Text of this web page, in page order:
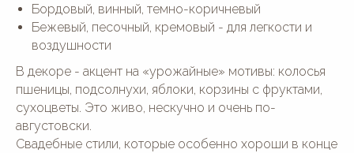
Бордовый, винный, темно-коричневый
Бежевый, песочный, кремовый - для легкости и
воздушности
В декоре - акцент на «урожайные» мотивы: колосья
пшеницы, подсолнухи, яблоки, корзины с фруктами,
сухоцветы. Это живо, нескучно и очень по-
августовски.
Свадебные стили, которые особенно хороши в конце